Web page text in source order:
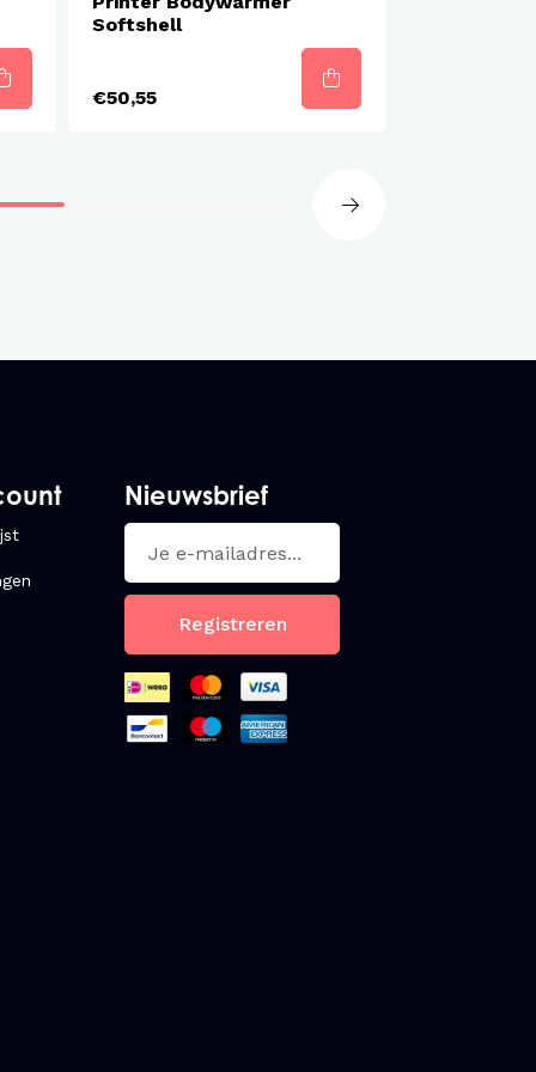
Softshell
€50,55
Nieuwsbrief
Registreren